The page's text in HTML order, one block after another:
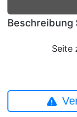
Beschreibung
Seite